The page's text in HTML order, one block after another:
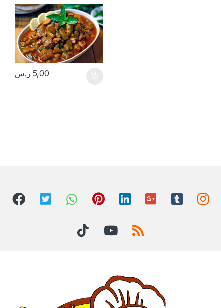
5,00 ر.س